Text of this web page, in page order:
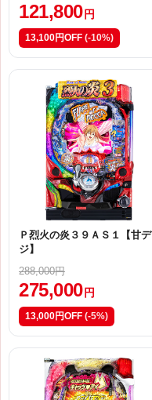
121,800 円
13,100円OFF (-10%)
Ｐ烈火の炎３９ＡＳ１【甘デ
ジ】
288,000円
275,000円
13,000円OFF (-5%)